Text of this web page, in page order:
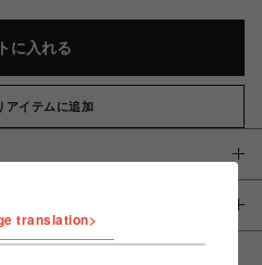
に入れる
アイテムに追加
translation>